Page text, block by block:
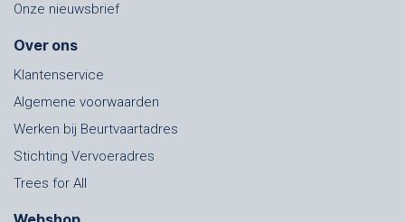
Onze nieuwsbrief
Over ons
Klantenservice
Algemene voorwaarden
Werken bij Beurtvaartadres
Stichting Vervoeradres
Trees for All